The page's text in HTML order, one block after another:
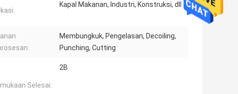
Kapal Makanan, Industri, Konstruksi, dll
Membungkuk, Pengelasan, Decoiling,
Punching, Cutting
Selesai:
2B